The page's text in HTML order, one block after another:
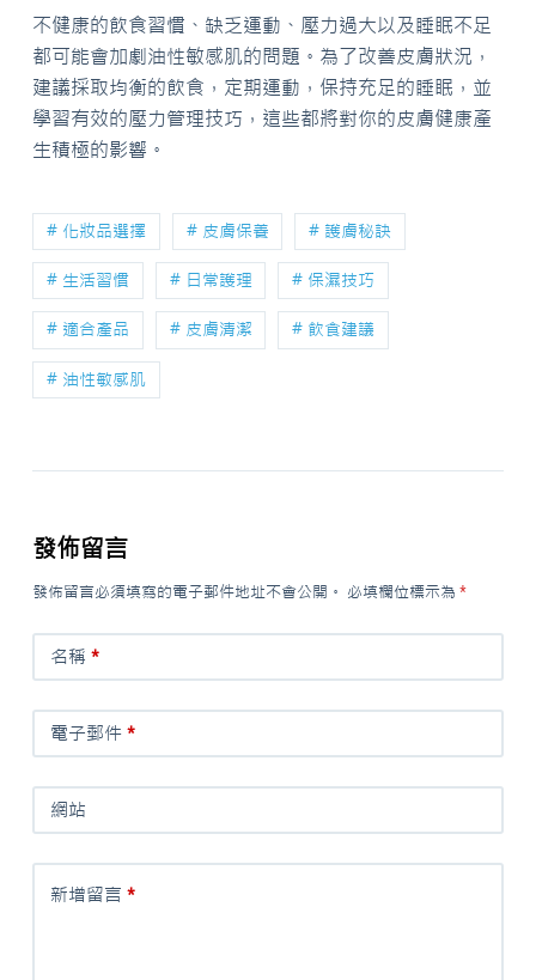
不健康的飲食習慣、缺乏運動、壓力過大以及睡眠不足
都可能會加劇油性敏感肌的問題。為了改善皮膚狀況，
建議採取均衡的飲食，定期運動，保持充足的睡眠，並
學習有效的壓力管理技巧，這些都將對你的皮膚健康產
生積極的影響。
# 化妝品選擇 # 皮膚保養 # 護膚秘訣
# 生活習慣 # 日常護理 # 保濕技巧
# 適合產品 # 皮膚清潔 # 飲食建議
# 油性敏感肌
發佈留言
發佈留言必須填寫的電子郵件地址不會公開。 必填欄位標示為 *
名稱 *
電子郵件*
網站
新增留言 *